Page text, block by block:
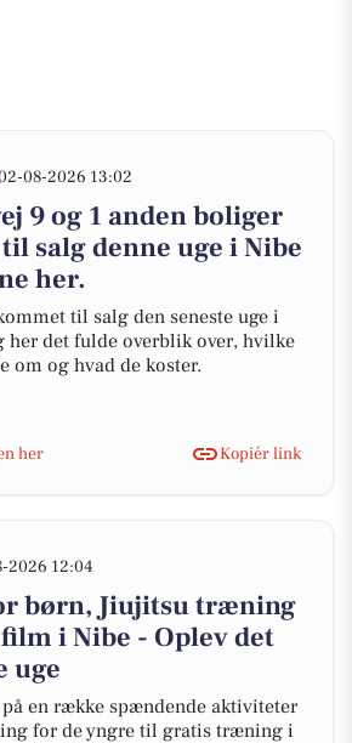
08-2026 13:02
9 og 1 anden boliger
salg denne uge i Nibe
her.
til salg den seneste uge i
her det fulde overblik over, hvilke
om og hvad de koster.
her
Kopiér link
2026 12:04
børn, Jiujitsu træning
i Nibe - Oplev det
uge
en række spændende aktiviteter
for de yngre til gratis træning i